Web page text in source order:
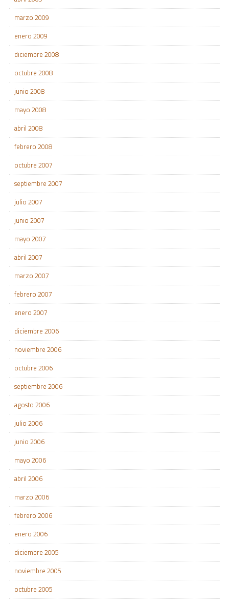
marzo 2009
enero 2009
diciembre 2008
octubre 2008
junio 2008
mayo 2008
abril 2008
febrero 2008
octubre 2007
septiembre 2007
julio 2007
junio 2007
mayo 2007
abril 2007
marzo 2007
febrero 2007
enero 2007
diciembre 2006
noviembre 2006
octubre 2006
septiembre 2006
agosto 2006
julio 2006
junio 2006
mayo 2006
abril 2006
marzo 2006
febrero 2006
enero 2006
diciembre 2005
noviembre 2005
octubre 2005